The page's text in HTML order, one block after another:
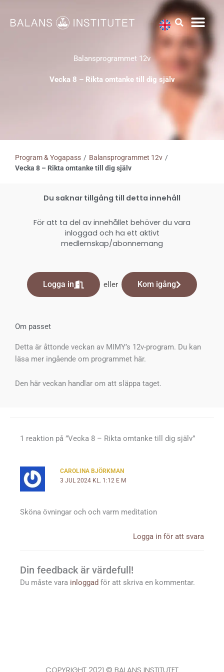
innehåll
Balansprogrammet 12v
Vecka 8 – Rikta omtanke till dig själv
Program & Yogapass / Balansprogrammet 12v /
Vecka 8 – Rikta omtanke till dig själv
Du saknar tillgång till detta innehåll
För att ta del av innehållet behöver du vara
inloggad och ha ett aktivt
medlemskap/abonnemang
Logga in eller Kom igång
Om passet
Detta är åttonde veckan av MIMY’s 12v-program. Du kan
läsa mer ingående om programmet här.
Den här veckan handlar om att släppa taget.
1 reaktion på ”Vecka 8 – Rikta omtanke till dig själv”
CAROLINA BJÖRKMAN
3 JUL 2024 KL. 1:12 E M
Sköna övningar och och varm meditation
Logga in för att svara
Din feedback är värdefull!
Du måste vara inloggad för att skriva en kommentar.
COPYRIGHT 2021 © BALANS INSTITUTET